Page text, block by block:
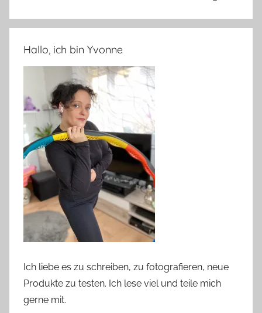
Hallo, ich bin Yvonne
Ich liebe es zu schreiben, zu fotografieren, neue
Produkte zu testen. Ich lese viel und teile mich
gerne mit.